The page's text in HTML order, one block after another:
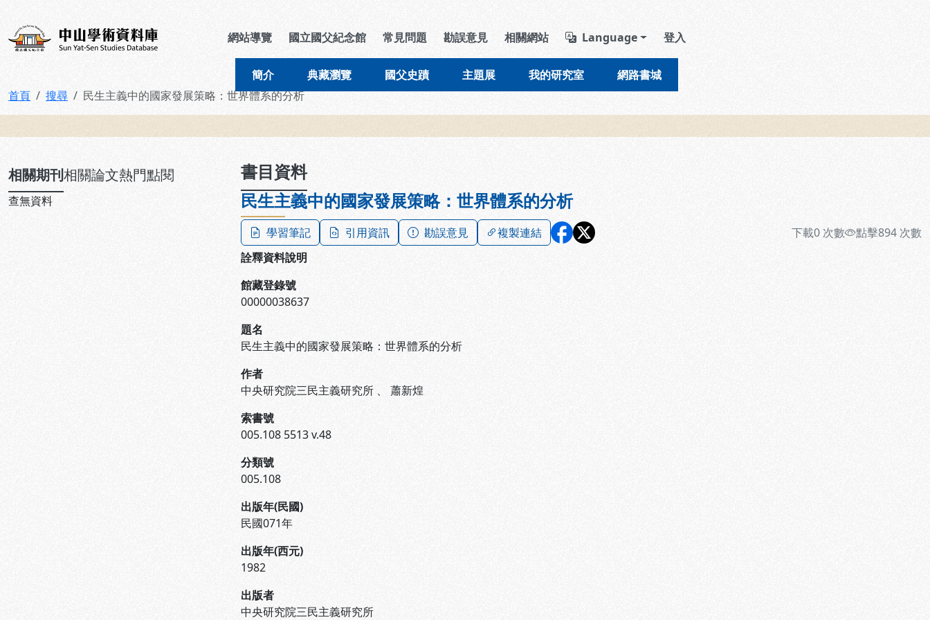
中山學術資料庫 導覽列區塊
網站導覽 國立國父紀念館 常見問題 勘誤意見 相關網站 Language 登入
簡介 典藏瀏覽 國父史蹟 主題展 我的研究室 網路書城
首頁 搜尋 民生主義中的國家發展策略：世界體系的分析
相關期刊相關論文熱門點閱
查無資料
書目資料
民生主義中的國家發展策略：世界體系的分析
學習筆記 引用資訊 勘誤意見 複製連結 下載0 次數 點擊894 次數
詮釋資料說明
館藏登錄號
00000038637
題名
民生主義中的國家發展策略：世界體系的分析
作者
中央研究院三民主義研究所 、 蕭新煌
索書號
005.108 5513 v.48
分類號
005.108
出版年(民國)
民國071年
出版年(西元)
1982
出版者
中央研究院三民主義研究所